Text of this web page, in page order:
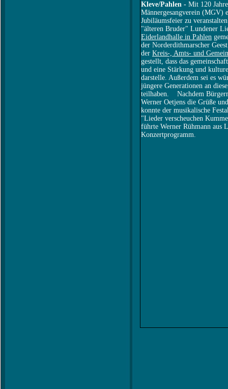
Kleve/Pahlen - Mit 120
Männergesangverein (MGV)
Jubiläumsfeier zu
"älteren Bruder" Lundener
Eiderlandhalle in Pahlen
der Norder­dithmarscher
der Kreis-, Amts- und
gestellt, dass das
und eine Stärkung und
darstelle. Außerdem sei es
jüngere Generationen an
teilhaben. Nachdem
Werner Oetjens die Grüße
konnte der musikalische
"Lieder verscheuchen
führte Werner Rühmann aus
Konzertprogramm.